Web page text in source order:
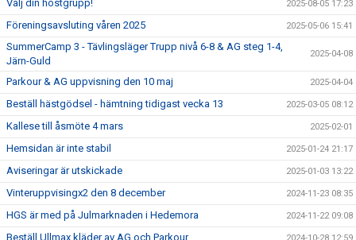
Välj din höstgrupp! 2025-08-05 17:23
Föreningsavsluting våren 2025 2025-05-06 15:41
SummerCamp 3 - Tävlingsläger Trupp nivå 6-8 & AG steg 1-4,
Järn-Guld
2025-04-08
Parkour & AG uppvisning den 10 maj 2025-04-04
Beställ hästgödsel - hämtning tidigast vecka 13 2025-03-05 08:12
Kallese till åsmöte 4 mars 2025-02-01
Hemsidan är inte stabil 2025-01-24 21:17
Aviseringar är utskickade 2025-01-03 13:22
Vinteruppvisingx2 den 8 december 2024-11-23 08:35
HGS är med på Julmarknaden i Hedemora 2024-11-22 09:08
Beställ Ullmax kläder av AG och Parkour